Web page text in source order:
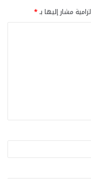
مشار إليها بـ*